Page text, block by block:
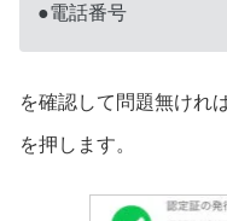
●電話番号
を確認して問題無けれ
を押します。